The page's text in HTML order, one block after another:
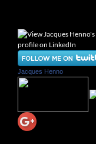
Jacques Henno